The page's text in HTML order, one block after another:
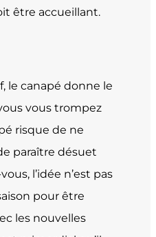
être accueillant.
le canapé donne le
vous trompez
risque de ne
paraître désuet
l’idée n’est pas
pour être
les nouvelles